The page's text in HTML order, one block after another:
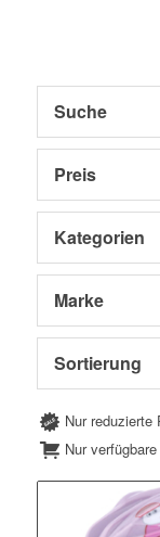
Suche
Preis
Kategorien
Marke
Sortierung
Nur reduzierte
Nur